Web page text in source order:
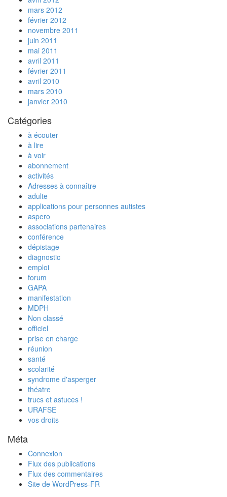
mars 2012
février 2012
novembre 2011
juin 2011
mai 2011
avril 2011
février 2011
avril 2010
mars 2010
janvier 2010
Catégories
à écouter
à lire
à voir
abonnement
activités
Adresses à connaître
adulte
applications pour personnes autistes
aspero
associations partenaires
conférence
dépistage
diagnostic
emploi
forum
GAPA
manifestation
MDPH
Non classé
officiel
prise en charge
réunion
santé
scolarité
syndrome d'asperger
théatre
trucs et astuces !
URAFSE
vos droits
Méta
Connexion
Flux des publications
Flux des commentaires
Site de WordPress-FR